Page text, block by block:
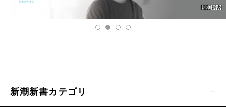
v
Ne
xt
新潮新書カテゴリ